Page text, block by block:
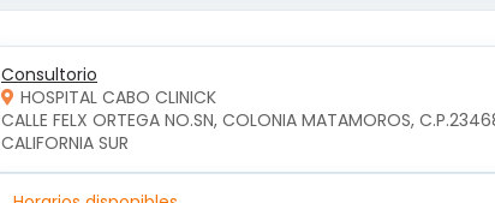
Consultorio
HOSPITAL CABO CLINICK
CALLE FELX ORTEGA NO.SN, COLONIA MATAMOROS,
CALIFORNIA SUR